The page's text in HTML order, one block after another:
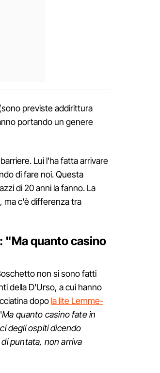
previste addirittura
portando un genere
Lui l'ha fatta arrivare
di fare noi. Questa
di 20 anni la fanno. La
ma c'è differenza tra
"Ma quanto casino
non si sono fatti
della D'Urso, a cui hanno
dopo la lite Lemme-
Ma quanto casino fate in
degli ospiti dicendo
puntata, non arriva